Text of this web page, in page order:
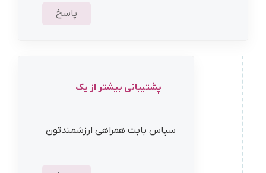
پاسخ
پشتیبانی بیشتر از یک
سپاس بابت همراهی ارزشمندتون